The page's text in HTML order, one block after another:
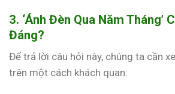
3. ‘Ánh Đèn Qua Năm Tháng’
Đáng?
Để trả lời câu hỏi này, chúng ta cần
trên một cách khách quan: